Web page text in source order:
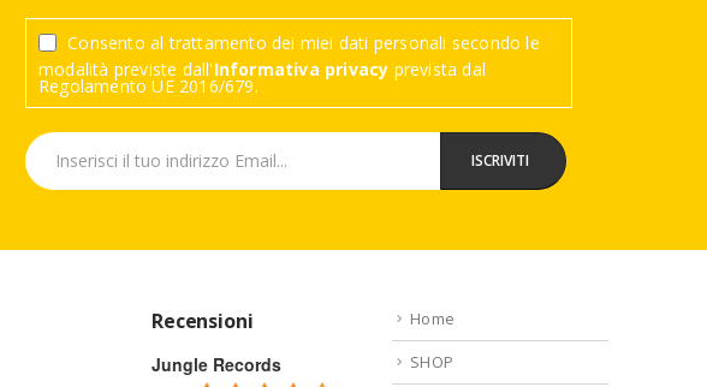
Consento al trattamento dei miei dati personali secondo le
modalità previste dall'Informativa privacy prevista dal
Regolamento UE 2016/679.
Recensioni
Jungle Records
Home
SHOP